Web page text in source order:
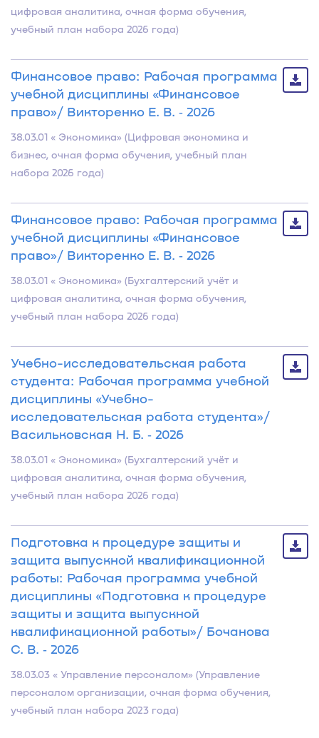
цифровая аналитика, очная форма обучения,
учебный план набора 2026 года)
Финансовое право: Рабочая программа
учебной дисциплины «Финансовое
право»/ Викторенко Е. В. ‐ 2026
38.03.01 « Экономика» (Цифровая экономика и
бизнес, очная форма обучения, учебный план
набора 2026 года)
Финансовое право: Рабочая программа
учебной дисциплины «Финансовое
право»/ Викторенко Е. В. ‐ 2026
38.03.01 « Экономика» (Бухгалтерский учёт и
цифровая аналитика, очная форма обучения,
учебный план набора 2026 года)
Учебно-исследовательская работа
студента: Рабочая программа учебной
дисциплины «Учебно-
исследовательская работа студента»/
Васильковская Н. Б. ‐ 2026
38.03.01 « Экономика» (Бухгалтерский учёт и
цифровая аналитика, очная форма обучения,
учебный план набора 2026 года)
Подготовка к процедуре защиты и
защита выпускной квалификационной
работы: Рабочая программа учебной
дисциплины «Подготовка к процедуре
защиты и защита выпускной
квалификационной работы»/ Бочанова
С. В. ‐ 2026
38.03.03 « Управление персоналом» (Управление
персоналом организации, очная форма обучения,
учебный план набора 2023 года)